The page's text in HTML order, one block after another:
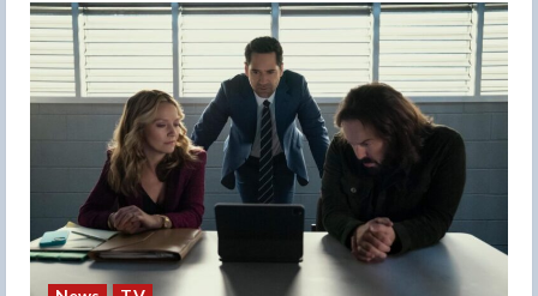
Video
dà
il
via
alle
riprese
di
‘Tomb
Raider’
con
Sophie
Turner
come
protagonista